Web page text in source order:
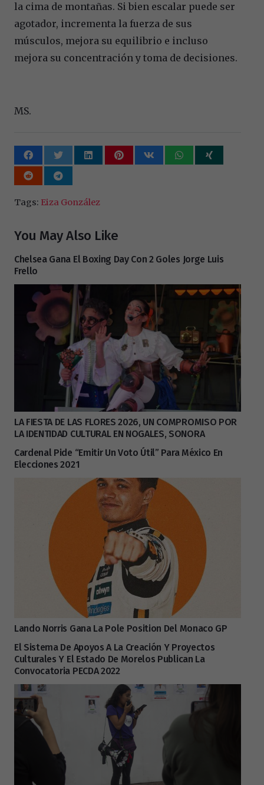
la cima de montañas. Si bien escalar puede ser
agotador, incrementa la fuerza de sus
músculos, mejora su equilibrio e incluso
mejora su concentración y toma de decisiones.
MS.
Tags: Eiza González
You May Also Like
Chelsea Gana El Boxing Day Con 2 Goles Jorge Luis
Frello
LA FIESTA DE LAS FLORES 2026, UN COMPROMISO POR
LA IDENTIDAD CULTURAL EN NOGALES, SONORA
Cardenal Pide “emitir Un Voto Útil” Para México En
Elecciones 2021
Lando Norris Gana La Pole Position Del Monaco GP
El Sistema De Apoyos A La Creación Y Proyectos
Culturales Y El Estado De Morelos Publican La
Convocatoria PECDA 2022